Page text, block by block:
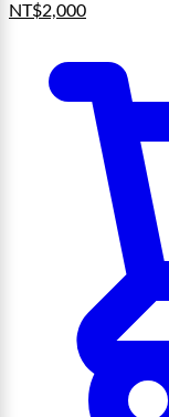
NT$2,000